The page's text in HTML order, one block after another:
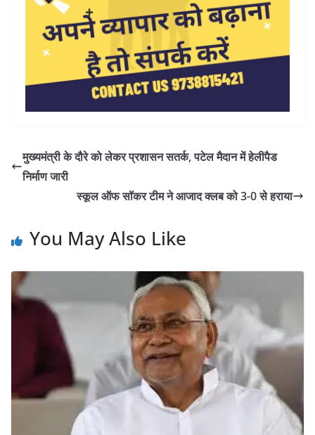
मुख्यमंत्री के दौरे को लेकर प्रशासन सतर्क, पटेल मैदान में हेलीपैड
निर्माण जारी
स्कूल ऑफ सॉकर टीम ने आजाद क्लब को 3-0 से हराया
You May Also Like